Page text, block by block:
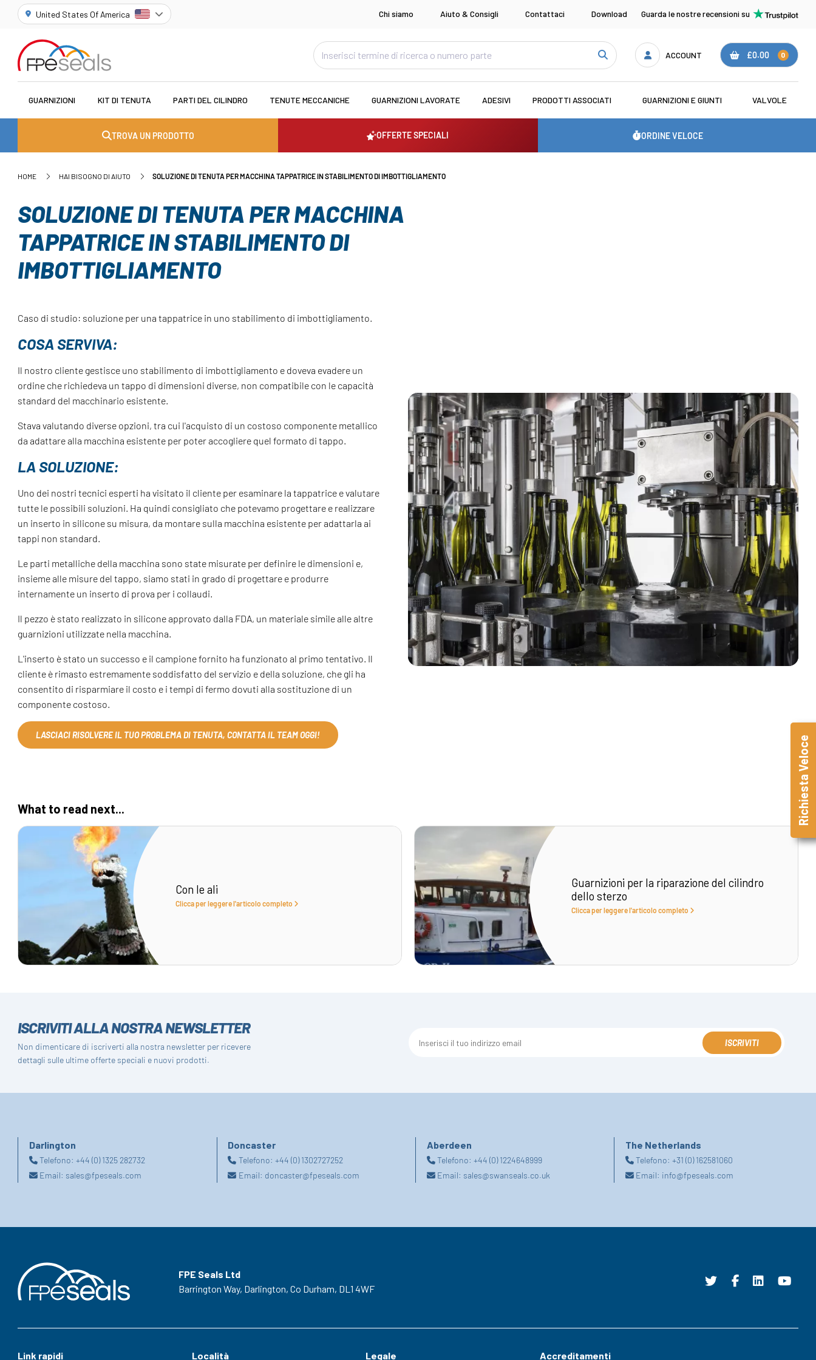
United States Of America Chi siamo Aiuto & Consigli Contattaci Download Guarda le nostre recensioni su
ACCOUNT £0.00 0
GUARNIZIONI KIT DI TENUTA PARTI DEL CILINDRO TENUTE MECCANICHE GUARNIZIONI LAVORATE ADESIVI PRODOTTI ASSOCIATI GUARNIZIONI E GIUNTI VALVOLE
TROVA UN PRODOTTO OFFERTE SPECIALI ORDINE VELOCE
HOME HAI BISOGNO DI AIUTO SOLUZIONE DI TENUTA PER MACCHINA TAPPATRICE IN STABILIMENTO DI IMBOTTIGLIAMENTO
SOLUZIONE DI TENUTA PER MACCHINA
TAPPATRICE IN STABILIMENTO DI
IMBOTTIGLIAMENTO
Caso di studio: soluzione per una tappatrice in uno stabilimento di imbottigliamento.
COSA SERVIVA:
Il nostro cliente gestisce uno stabilimento di imbottigliamento e doveva evadere un
ordine che richiedeva un tappo di dimensioni diverse, non compatibile con le capacità
standard del macchinario esistente.
Stava valutando diverse opzioni, tra cui l'acquisto di un costoso componente metallico
da adattare alla macchina esistente per poter accogliere quel formato di tappo.
LA SOLUZIONE:
Uno dei nostri tecnici esperti ha visitato il cliente per esaminare la tappatrice e valutare
tutte le possibili soluzioni. Ha quindi consigliato che potevamo progettare e realizzare
un inserto in silicone su misura, da montare sulla macchina esistente per adattarla ai
tappi non standard.
Le parti metalliche della macchina sono state misurate per definire le dimensioni e,
insieme alle misure del tappo, siamo stati in grado di progettare e produrre
internamente un inserto di prova per i collaudi.
Il pezzo è stato realizzato in silicone approvato dalla FDA, un materiale simile alle altre
guarnizioni utilizzate nella macchina.
L'inserto è stato un successo e il campione fornito ha funzionato al primo tentativo. Il
cliente è rimasto estremamente soddisfatto del servizio e della soluzione, che gli ha
consentito di risparmiare il costo e i tempi di fermo dovuti alla sostituzione di un
componente costoso.
LASCIACI RISOLVERE IL TUO PROBLEMA DI TENUTA, CONTATTA IL TEAM OGGI!
What to read next...
Con le ali
Clicca per leggere l'articolo completo
Guarnizioni per la riparazione del cilindro
dello sterzo
Clicca per leggere l'articolo completo
ISCRIVITI ALLA NOSTRA NEWSLETTER
Non dimenticare di iscriverti alla nostra newsletter per ricevere
dettagli sulle ultime offerte speciali e nuovi prodotti.
ISCRIVITI
Darlington
Telefono:+44 (0) 1325 282732
Email: sales@fpeseals.com
Doncaster
Telefono: +44 (0) 1302727252
Email: doncaster@fpeseals.com
Aberdeen
Telefono: +44 (0) 1224648999
Email: sales@swanseals.co.uk
The Netherlands
Telefono:+31 (0) 162581060
Email: info@fpeseals.com
FPE Seals Ltd
Barrington Way, Darlington, Co Durham, DL1 4WF
Link rapidi Località Legale Accreditamenti
Richiesta Veloce